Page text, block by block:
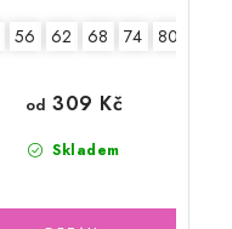
56 62 68 74 80
Skladem
od 309 Kč